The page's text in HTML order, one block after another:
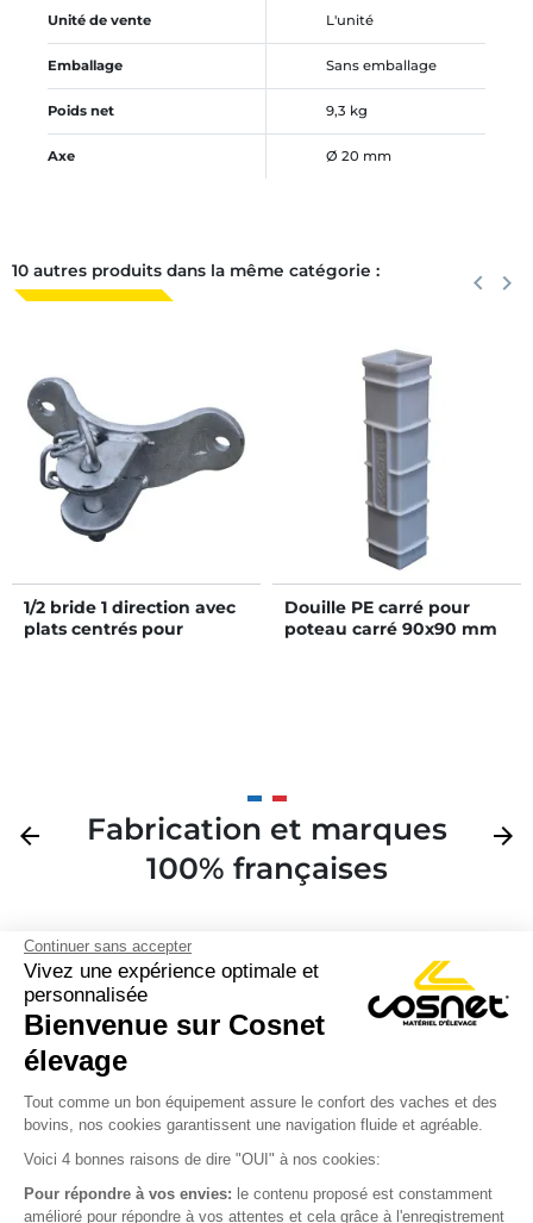
Continuer sans accepter
Vivez une expérience optimale et
personnalisée
Bienvenue sur Cosnet
élevage
Tout comme un bon équipement assure le confort des vaches et des
bovins, nos cookies garantissent une navigation fluide et agréable.
Voici 4 bonnes raisons de dire "OUI" à nos cookies:
Pour répondre à vos envies: le contenu proposé est constamment
amélioré pour répondre à vos attentes et cela grâce à l'enregistrement
Unité de vente L'unité
Emballage Sans emballage
Poids net 9,3 kg
Axe Ø 20 mm
10 autres produits dans la même catégorie : keyboard_arrow_left keyboard_arrow_right
1/2 bride 1 direction avec
plats centrés pour
Douille PE carré pour
poteau carré 90x90 mm
Précédent
arrow_back
Fabrication et marques
100% françaises
arrow_forward